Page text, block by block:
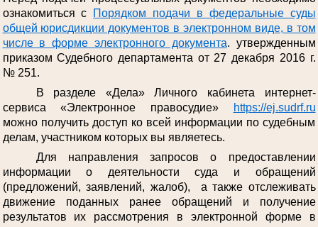
ознакомиться с
Порядком подачи в федеральные суды
общей юрисдикции документов в электронном виде, в том
числе в форме электронного документа. утвержденным
приказом Судебного департамента от 27 декабря 2016 г.
№ 251.
В разделе «Дела» Личного кабинета интернет-
сервиса «Электронное правосудие»
https://ej.sudrf.ru
можно получить доступ ко всей информации по судебным
делам, участником которых вы являетесь.
Для направления запросов о предоставлении
информации о деятельности суда и обращений
(предложений, заявлений, жалоб), а также отслеживать
движение поданных ранее обращений и получение
результатов их рассмотрения в электронной форме в